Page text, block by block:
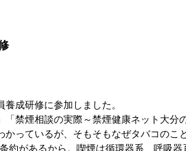
成研修に参加しました。
「禁煙相談の実際～禁煙健康ネット大分
かっているが、そもそもなぜタバコのこ
約があるから。喫煙は循環器系、呼吸